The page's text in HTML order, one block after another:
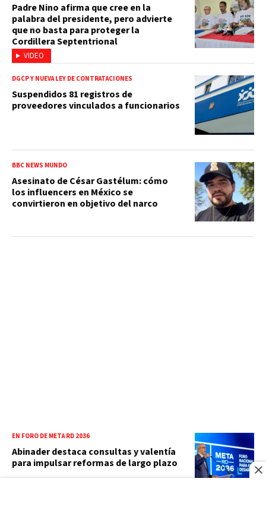
VIDEO
Padre Nino afirma que cree en la
palabra del presidente, pero advierte
que no basta para proteger la
Cordillera Septentrional
DGCP Y NUEVA LEY DE CONTRATACIONES
Suspendidos 81 registros de
proveedores vinculados a funcionarios
BBC NEWS MUNDO
Asesinato de César Gastélum: cómo
los influencers en México se
convirtieron en objetivo del narco
EN FORO DE META RD 2036
Abinader destaca consultas y valentía
para impulsar reformas de largo plazo